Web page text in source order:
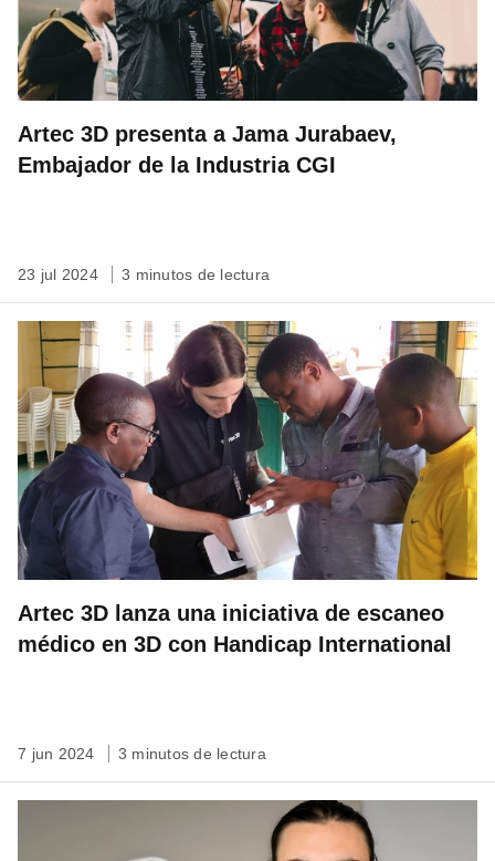
Artec 3D presenta a Jama Jurabaev,
Embajador de la Industria CGI
23 jul 2024 3 minutos de lectura
Artec 3D lanza una iniciativa de escaneo
médico en 3D con Handicap International
7 jun 2024 3 minutos de lectura